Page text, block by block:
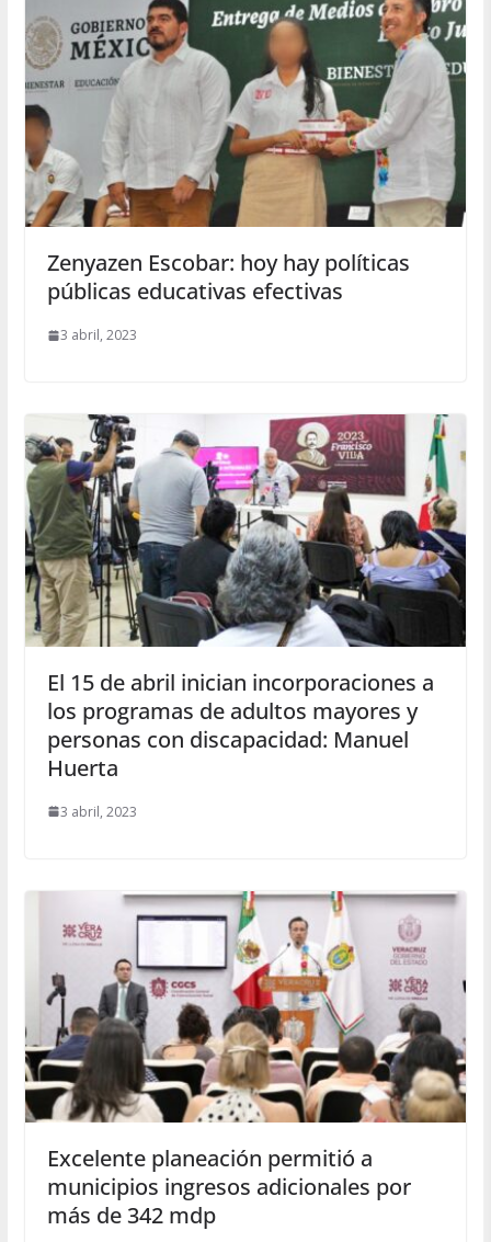
Zenyazen Escobar: hoy hay políticas
públicas educativas efectivas
3 abril, 2023
El 15 de abril inician incorporaciones a
los programas de adultos mayores y
personas con discapacidad: Manuel
Huerta
3 abril, 2023
Excelente planeación permitió a
municipios ingresos adicionales por
más de 342 mdp